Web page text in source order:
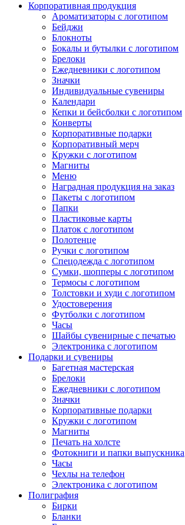
Корпоративная продукция
Ароматизаторы с логотипом
Бейджи
Блокноты
Бокалы и бутылки с логотипом
Брелоки
Ежедневники с логотипом
Значки
Индивидуальные сувениры
Календари
Кепки и бейсболки с логотипом
Конверты
Корпоративные подарки
Корпоративный мерч
Кружки с логотипом
Магниты
Меню
Наградная продукция на заказ
Пакеты с логотипом
Папки
Пластиковые карты
Платок с логотипом
Полотенце
Ручки с логотипом
Спецодежда с логотипом
Сумки, шопперы с логотипом
Термосы с логотипом
Толстовки и худи с логотипом
Удостоверения
Футболки с логотипом
Часы
Шайбы сувенирные с печатью
Электроника с логотипом
Подарки и сувениры
Багетная мастерская
Брелоки
Ежедневники с логотипом
Значки
Корпоративные подарки
Кружки с логотипом
Магниты
Печать на холсте
Фотокниги и папки выпускника
Часы
Чехлы на телефон
Электроника с логотипом
Полиграфия
Бирки
Бланки